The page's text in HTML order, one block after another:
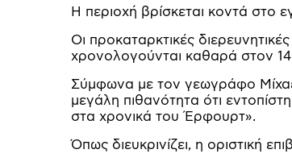
Η περιοχή βρίσκεται κοντά στο
Οι προκαταρκτικές
χρονολογούνται καθαρά στον
Σύμφωνα με τον γεωγράφο
μεγάλη πιθανότητα ότι
στα χρονικά του Έρφουρτ».
Όπως διευκρινίζει, η οριστική